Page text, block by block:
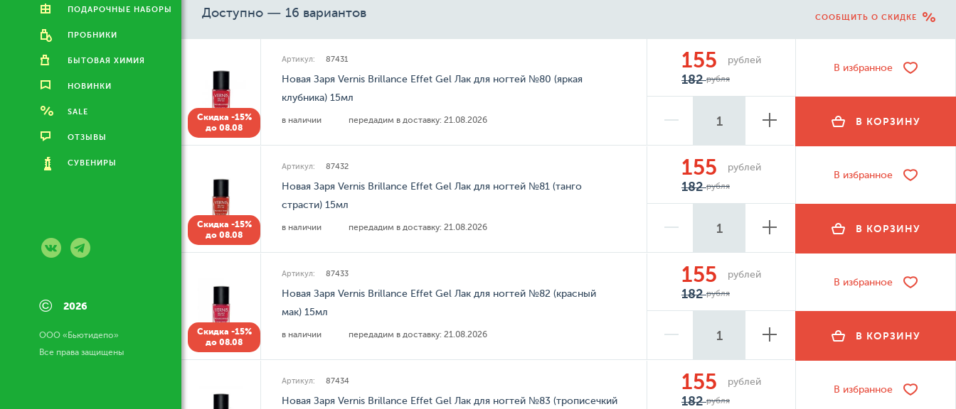
ПОДАРОЧНЫЕ НАБОРЫ
ПРОБНИКИ
БЫТОВАЯ ХИМИЯ
НОВИНКИ
SALE
ОТЗЫВЫ
СУВЕНИРЫ
© 2026
ООО «Бьютидепо»
Все права защищены
Доступно — 16 вариантов СООБЩИТЬ О СКИДКЕ
Скидка -15%
до 08.08
Артикул: 87431
Новая Заря Vernis Brillance Effet Gel Лак для ногтей №80 (яркая
клубника) 15мл
в наличии передадим в доставку: 21.08.2026
155 рублей
182рубля
В избранное
В КОРЗИНУ
Скидка -15%
до 08.08
Артикул: 87432
Новая Заря Vernis Brillance Effet Gel Лак для ногтей №81 (танго
страсти) 15мл
в наличии передадим в доставку: 21.08.2026
155 рублей
182рубля
В избранное
В КОРЗИНУ
Скидка -15%
до 08.08
Артикул: 87433
Новая Заря Vernis Brillance Effet Gel Лак для ногтей №82 (красный
мак) 15мл
в наличии передадим в доставку: 21.08.2026
155 рублей
182рубля
В избранное
В КОРЗИНУ
Артикул: 87434
Новая Заря Vernis Brillance Effet Gel Лак для ногтей №83 (трописечкий
155 рублей
182рубля
В избранное